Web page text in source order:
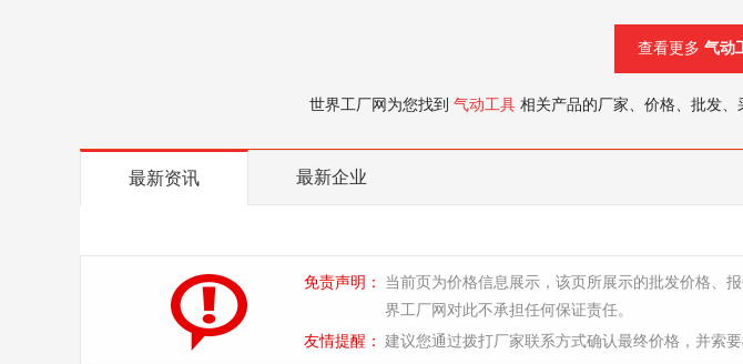
查看更多 气动
世界工厂网为您找到 气动工具 相关产品的厂家、价格、批发
最新资讯 最新企业
免责声明：
当前页为价格信息展示，该页所展示的批发价格、
界工厂网对此不承担任何保证责任。
友情提醒： 建议您通过拨打厂家联系方式确认最终价格，并索